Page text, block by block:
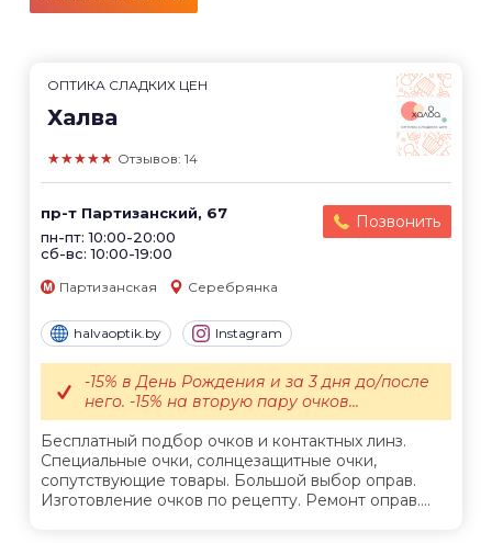
ОПТИКА СЛАДКИХ ЦЕН
Халва
★★★★★ Отзывов: 14
пр-т Партизанский, 67
пн-пт: 10:00-20:00
сб-вс: 10:00-19:00
Позвонить
Партизанская Серебрянка
halvaoptik.by Instagram
Бесплатный подбор очков и контактных линз.
Специальные очки, солнцезащитные очки,
сопутствующие товары. Большой выбор оправ.
Изготовление очков по рецепту. Ремонт оправ....
-15% в День Рождения и за 3 дня до/после
него. -15% на вторую пару очков...